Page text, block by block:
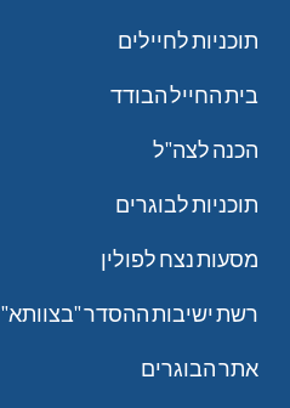
תוכניות לחיילים
בית החייל הבודד
הכנה לצה"ל
תוכניות לבוגרים
מסעות נצח לפולין
רשת ישיבות ההסדר "בצוותא"
אתר הבוגרים